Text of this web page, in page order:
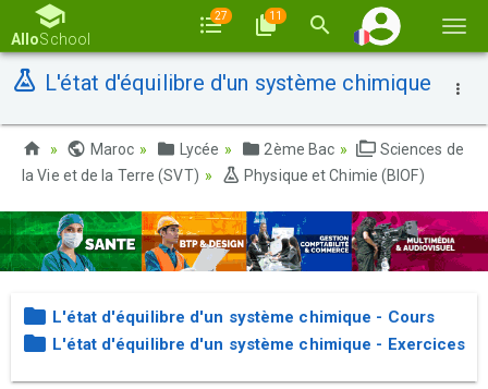
la
AlloSchool
27 11
L'état d'équilibre d'un système chimique
Maroc Lycée 2ème Bac
Sciences de
la Vie et de la Terre (SVT)
Physique et Chimie (BIOF)
L'état d'équilibre d'un système chimique - Cours
L'état d'équilibre d'un système chimique - Exercices